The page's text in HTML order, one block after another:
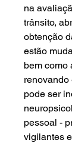
na
trânsito,
obtenção
estão
bem como
renovando
pode ser
pessoal -
vigilantes